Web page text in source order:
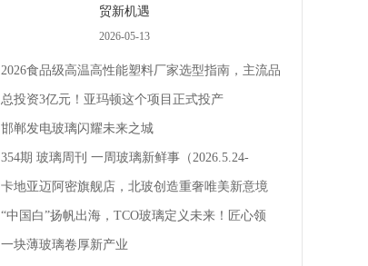
贸新机遇
2026-05-13
2026食品级高温高性能塑料厂家选型指南，主流品
牌全面解析评测
总投资3亿元！亚玛顿这个项目正式投产
邯郸发电玻璃闪耀未来之城
354期 玻璃周刊 一周玻璃新鲜事（2026.5.24-
2026.5.30）
卡地亚迈阿密旗舰店，北玻创造重奢唯美新意境
“中国白”扬帆出海，TCO玻璃定义未来！匠心领
航，淄博新材料产业聚势成峰
一块薄玻璃卷厚新产业